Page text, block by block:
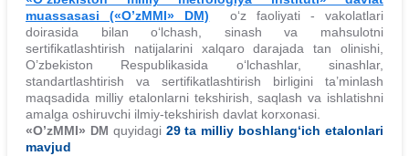
muassasasi («O’zMMI» DM) o‘z faoliyati - vakolatlari
doirasida bilan o‘lchash, sinash va mahsulotni
sertifikatlashtirish natijalarini xalqaro darajada tan olinishi,
O’zbekiston Respublikasida o‘lchashlar, sinashlar,
standartlashtirish va sertifikatlashtirish birligini ta’minlash
maqsadida milliy etalonlarni tekshirish, saqlash va ishlatishni
amalga oshiruvchi ilmiy-tekshirish davlat korxonasi.
«O’zMMI» DM quyidagi 29 ta milliy boshlang‘ich etalonlari
mavjud